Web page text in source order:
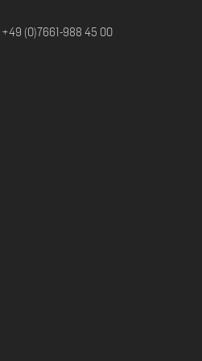
+49 (0)7661-988 45 00